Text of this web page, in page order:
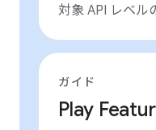
対象 API レベル
ガイド
Play